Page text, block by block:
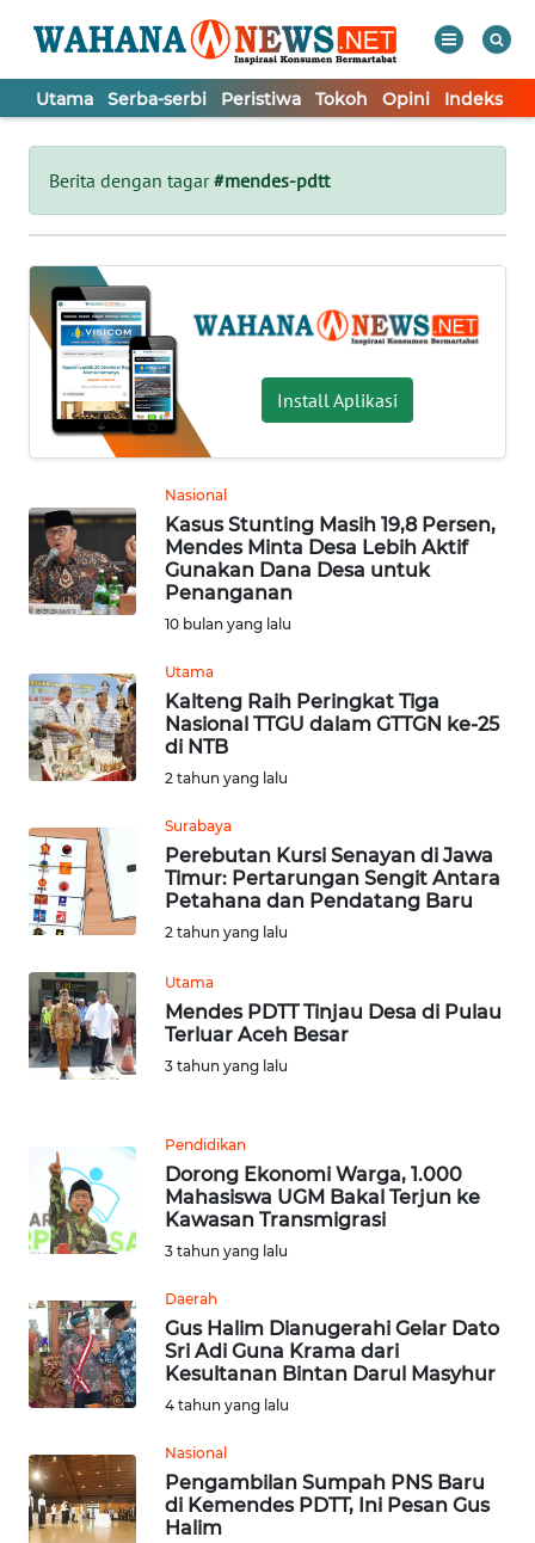
Utama Serba-serbi Peristiwa Tokoh Opini Indeks
Berita dengan tagar#mendes-pdtt
Install Aplikasi
Nasional
Kasus Stunting Masih 19,8 Persen,
Mendes Minta Desa Lebih Aktif
Gunakan Dana Desa untuk
Penanganan
10 bulan yang lalu
Utama
Kalteng Raih Peringkat Tiga
Nasional TTGU dalam GTTGN ke-25
di NTB
2 tahun yang lalu
Surabaya
Perebutan Kursi Senayan di Jawa
Timur: Pertarungan Sengit Antara
Petahana dan Pendatang Baru
2 tahun yang lalu
Utama
Mendes PDTT Tinjau Desa di Pulau
Terluar Aceh Besar
3 tahun yang lalu
Pendidikan
Dorong Ekonomi Warga, 1.000
Mahasiswa UGM Bakal Terjun ke
Kawasan Transmigrasi
3 tahun yang lalu
Daerah
Gus Halim Dianugerahi Gelar Dato
Sri Adi Guna Krama dari
Kesultanan Bintan Darul Masyhur
4 tahun yang lalu
Nasional
Pengambilan Sumpah PNS Baru
di Kemendes PDTT, Ini Pesan Gus
Halim
Tutup
UTAMA
SERBA-
SERBI
PERISTIWA
TOKOH
OPINI
Informasi
BERITA
KONTAK
KAMI
INFO
IKLAN
TENTANG
KAMI
PEDOMAN
MEDIA
SIBER
KARIR
DISCLAIMER
Wahana
News
Regional
WN
WN
JAKARTA